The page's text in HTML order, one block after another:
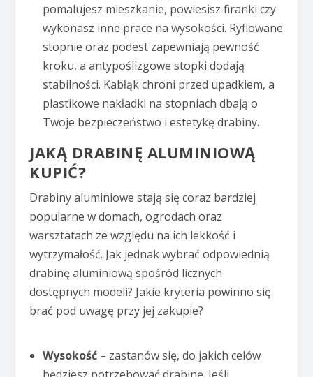
pomalujesz mieszkanie, powiesisz firanki czy
wykonasz inne prace na wysokości. Ryflowane
stopnie oraz podest zapewniają pewność
kroku, a antypoślizgowe stopki dodają
stabilności. Kabłąk chroni przed upadkiem, a
plastikowe nakładki na stopniach dbają o
Twoje bezpieczeństwo i estetykę drabiny.
JAKĄ DRABINĘ ALUMINIOWĄ
KUPIĆ?
Drabiny aluminiowe stają się coraz bardziej
popularne w domach, ogrodach oraz
warsztatach ze względu na ich lekkość i
wytrzymałość. Jak jednak wybrać odpowiednią
drabinę aluminiową spośród licznych
dostępnych modeli? Jakie kryteria powinno się
brać pod uwagę przy jej zakupie?
Wysokość– zastanów się, do jakich celów